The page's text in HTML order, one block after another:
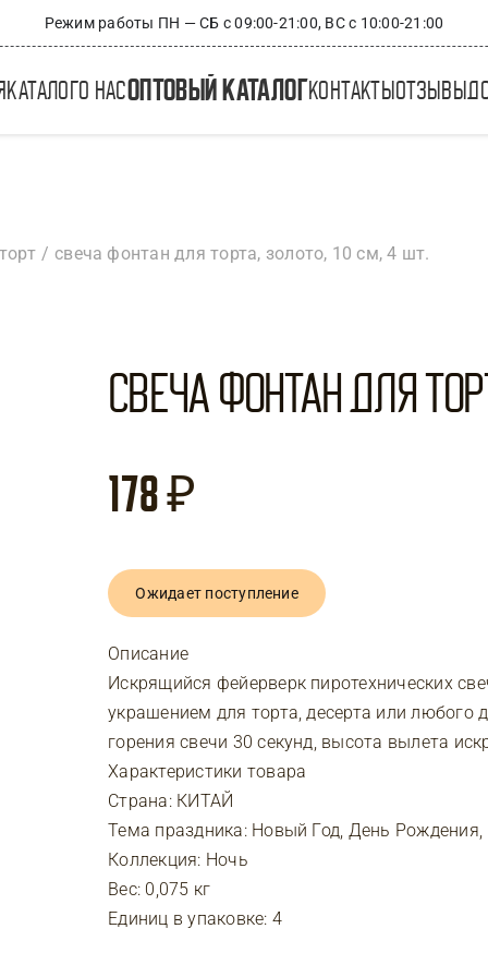
Режим работы ПН — СБ с 09:00-21:00, ВС с 10:00-21:00
каталого насоптовый каталогконтакты отзывы
свеча фонтан для торта, золото, 10 см, 4 шт.
Свеча Фонтан для
178₽
Ожидает поступление
Описание
Искрящийся фейерверк пиротехнических
украшением для торта, десерта или
горения свечи 30 секунд, высота вылета
Характеристики товара
Страна: КИТАЙ
Тема праздника: Новый Год, День
Коллекция: Ночь
Вес: 0,075 кг
Единиц в упаковке: 4